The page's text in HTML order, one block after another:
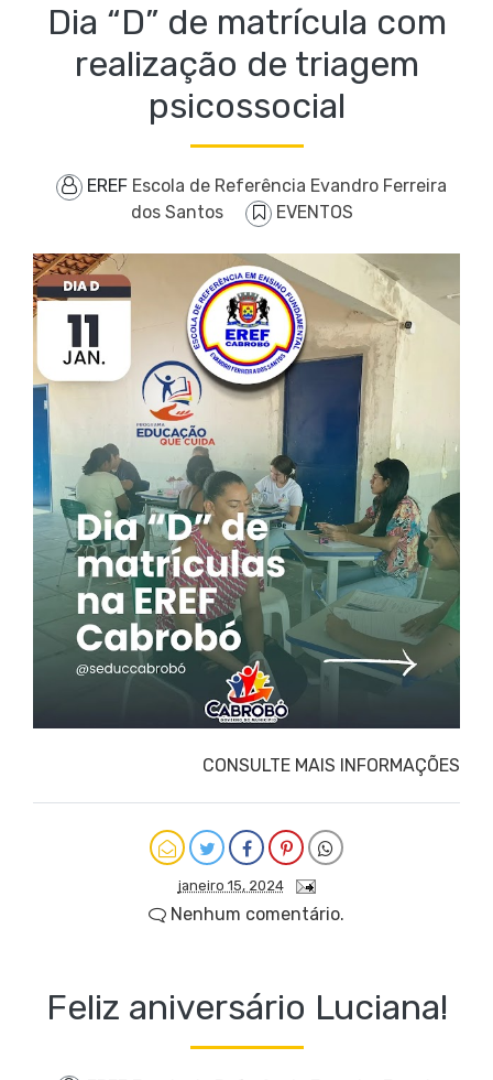
Dia “D” de matrícula com
realização de triagem
psicossocial
EREF Escola de Referência Evandro Ferreira
dos Santos
EVENTOS
CONSULTE MAIS INFORMAÇÕES
janeiro 15, 2024
Nenhum comentário.
Feliz aniversário Luciana!